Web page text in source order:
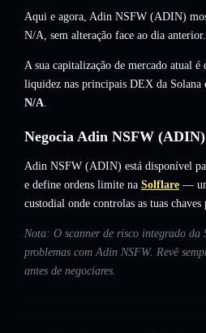
Aqui e agora, Adin NSFW (ADIN)
N/A, sem alteração face ao dia anterior.
A sua capitalização de mercado atual é
liquidez nas principais DEX da Solana
N/A.
Negocia Adin NSFW
Adin NSFW (ADIN) está disponível
e define ordens limite na Solflare —
custodial onde controlas as tuas chaves
Nota: O scanner de risco integrado da
problemas com Adin NSFW. Revê
antes de negociares.